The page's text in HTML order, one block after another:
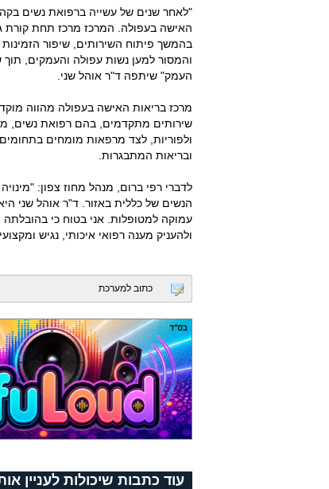
"לאחר שנים של עשייה ברפואת נשים
האישה בעפולה. המרכז מרכז תחת קורת
בהמשך פיתוח השירותים, שיפור
והמסור למען נשות עפולה והעמקים,
העמק" שיתפה ד"ר אוהל שני.
מרכז בריאות האישה בעפולה מהווה
שירותים מתקדמים, בהם רפואת נשים,
ולפוריות, לצד מרפאות מומחים בתחומים
ובריאות המתבגרות.
לדברי רפי ברום, מנהל מחוז צפון:
הנשים של כללית באזור. ד"ר אוהל שני
עמוקה למטופלות. אני בטוח כי
ולהעניק מענה רפואי איכותי, נגיש
כתוב למערכת
עוד כתבות שיכולות לעניין